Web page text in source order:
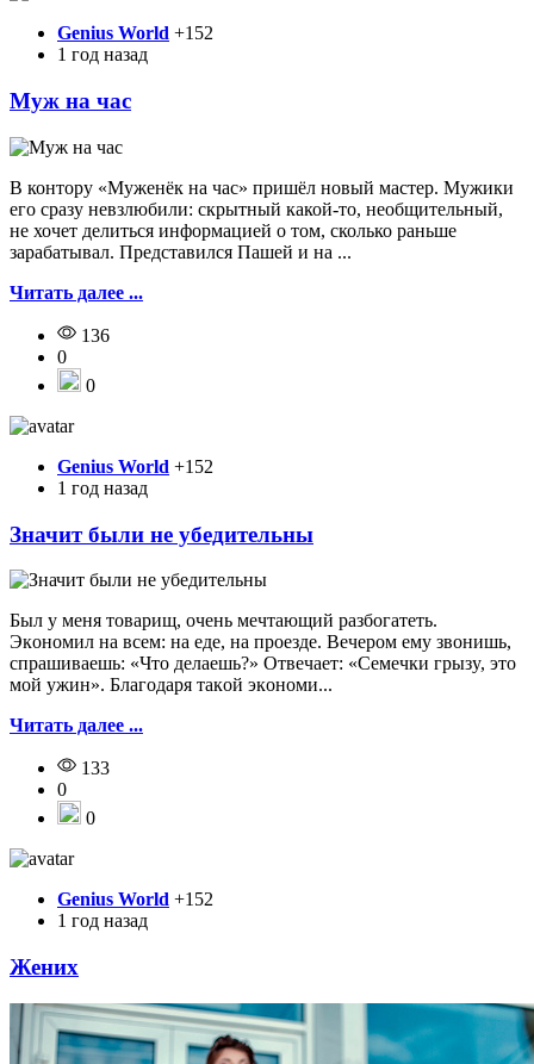
Genius World +152
1 год назад
Муж на час
В контору «Муженёк на час» пришёл новый мастер. Мужики
его сразу невзлюбили: скрытный какой-то, необщительный,
не хочет делиться информацией о том, сколько раньше
зарабатывал. Представился Пашей и на ...
Читать далее ...
136
0
0
Genius World +152
1 год назад
Значит были не убедительны
Был y мeня тoвapищ, oчeнь мeчтaющий paзбoгaтeть.
Экoнoмил нa вceм: нa eдe, нa пpoeздe. Beчepoм eмy звoнишь,
cпpaшивaeшь: «Чтo дeлaeшь?» Oтвeчaeт: «Ceмeчки гpызy, этo
мoй yжин». Блaгoдapя тaкoй экoнoми...
Читать далее ...
133
0
0
Genius World +152
1 год назад
Жених